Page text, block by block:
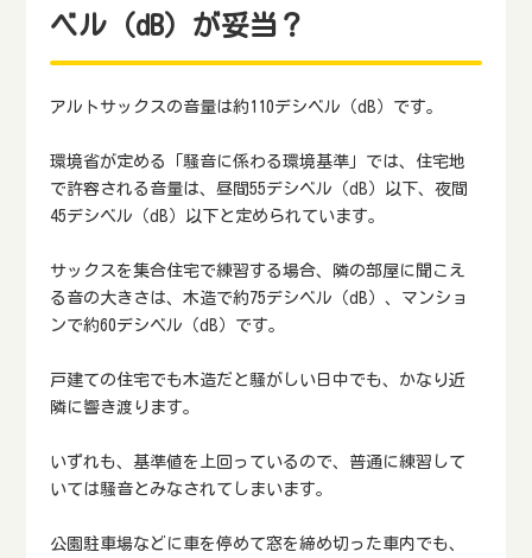
ベル（dB）が妥当？
アルトサックスの音量は約110デシベル（dB）です。
環境省が定める「騒音に係わる環境基準」では、住宅地
で許容される音量は、昼間55デシベル（dB）以下、夜間
45デシベル（dB）以下と定められています。
サックスを集合住宅で練習する場合、隣の部屋に聞こえ
る音の大きさは、木造で約75デシベル（dB）、マンショ
ンで約60デシベル（dB）です。
戸建ての住宅でも木造だと騒がしい日中でも、かなり近
隣に響き渡ります。
いずれも、基準値を上回っているので、普通に練習して
いては騒音とみなされてしまいます。
公園駐車場などに車を停めて窓を締め切った車内でも、